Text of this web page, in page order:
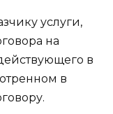
услуги,
на
в
в